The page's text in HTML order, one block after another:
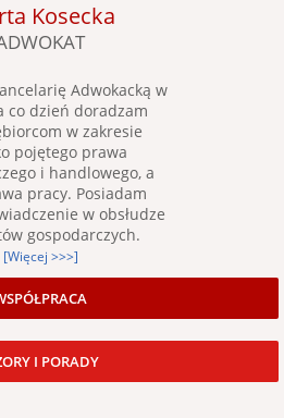
Kosecka
Adwokacką w
co dzień doradzam
w zakresie
pojętego prawa
i handlowego, a
pracy. Posiadam
w obsłudze
gospodarczych.
[Więcej >>>]
I PORADY